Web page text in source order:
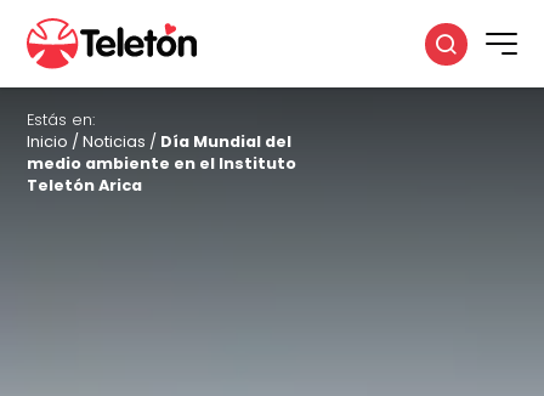
Estás en:
Inicio /Noticias / Día Mundial del
medio ambiente en el Instituto
Teletón Arica